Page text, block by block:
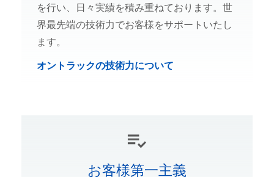
を行い、日々実績を積み重ねております。世
界最先端の技術力でお客様をサポートいたし
ます。
オントラックの技術力について
お客様第一主義